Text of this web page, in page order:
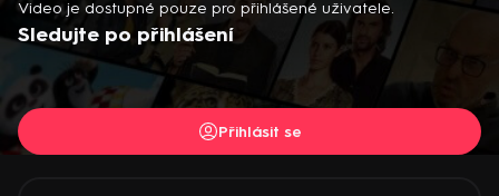
Video je dostupné pouze pro přihlášené uživatele.
Sledujte po přihlášení
Přihlásit se